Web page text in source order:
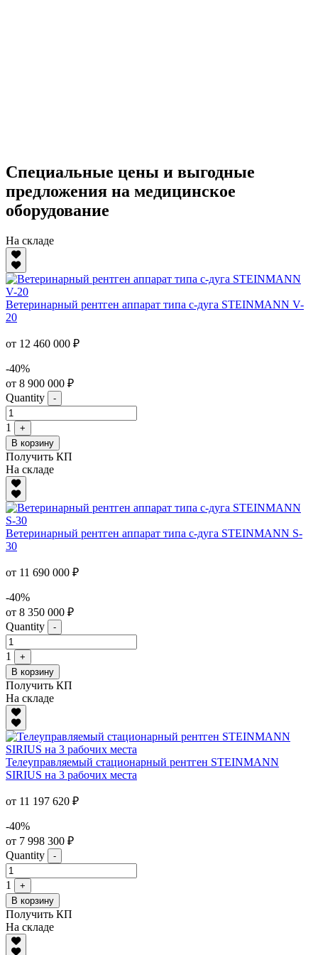
Специальные цены и выгодные
предложения на медицинское
оборудование
На складе
Ветеринарный рентген аппарат типа с-дуга STEINMANN V-
20
от 12 460 000 ₽
-40%
от 8 900 000 ₽
Quantity
-
1
+
В корзину
Получить КП
На складе
Ветеринарный рентген аппарат типа с-дуга STEINMANN S-
30
от 11 690 000 ₽
-40%
от 8 350 000 ₽
Quantity
-
1
+
В корзину
Получить КП
На складе
Телеуправляемый стационарный рентген STEINMANN
SIRIUS на 3 рабочих места
от 11 197 620 ₽
-40%
от 7 998 300 ₽
Quantity
-
1
+
В корзину
Получить КП
На складе